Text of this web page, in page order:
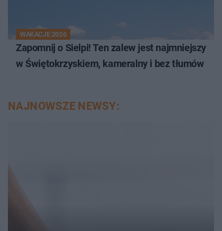
WAKACJE 2026
Zapomnij o Sielpi! Ten zalew jest najmniejszy
w Świętokrzyskiem, kameralny i bez tłumów
NAJNOWSZE NEWSY: